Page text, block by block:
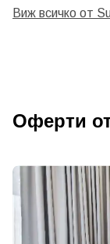
Виж всичко от
Оферти